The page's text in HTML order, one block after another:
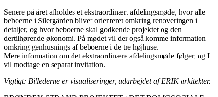
Senere på året afholdes et ekstraordinært afdelingsmøde, hvor alle
beboerne i Silergården bliver orienteret omkring renoveringen i
detaljer, og hvor beboerne skal godkende projektet og den
dertilhørende økonomi. På mødet vil der også komme information
omkring genhusnings af beboerne i de tre højhuse.
Mere information om det ekstraordinære afdelingsmøde følger, og I
vil modtage en separat invitation.
Vigtigt: Billederne er visualiseringer, udarbejdet af ERIK arkitekter.